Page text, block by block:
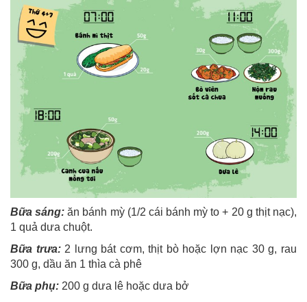
Bữa sáng: ăn bánh mỳ (1/2 cái bánh mỳ to + 20 g thịt nạc),
1 quả dưa chuột.
Bữa trưa:2 lưng bát cơm, thịt bò hoặc lợn nạc 30 g, rau
300 g, dầu ăn 1 thìa cà phê
Bữa phụ: 200 g dưa lê hoặc dưa bở